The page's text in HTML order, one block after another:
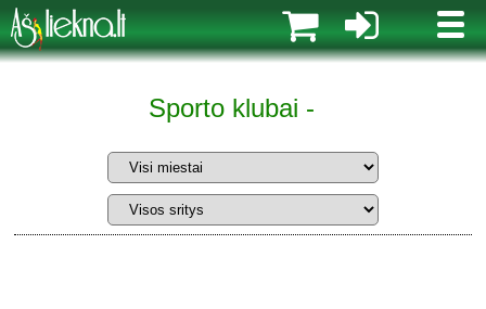
MENIU
Sporto klubai -